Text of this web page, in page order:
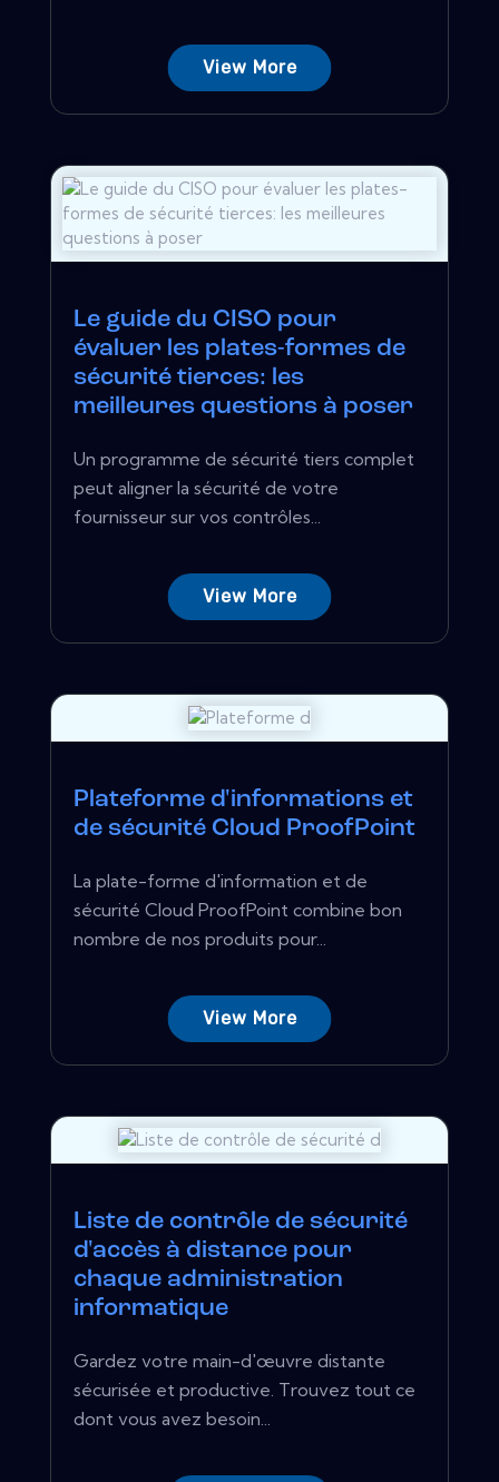
View More
Le guide du CISO pour
évaluer les plates-formes de
sécurité tierces: les
meilleures questions à poser
Un programme de sécurité tiers complet
peut aligner la sécurité de votre
fournisseur sur vos contrôles...
View More
Plateforme d'informations et
de sécurité Cloud ProofPoint
La plate-forme d'information et de
sécurité Cloud ProofPoint combine bon
nombre de nos produits pour...
View More
Liste de contrôle de sécurité
d'accès à distance pour
chaque administration
informatique
Gardez votre main-d'œuvre distante
sécurisée et productive. Trouvez tout ce
dont vous avez besoin...